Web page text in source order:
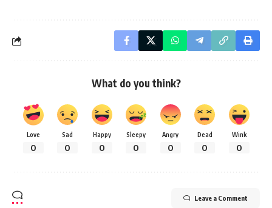
What do you think?
Love
0
Sad
0
Happy
0
Sleepy
0
Angry
0
Dead
0
Wink
0
Leave a Comment